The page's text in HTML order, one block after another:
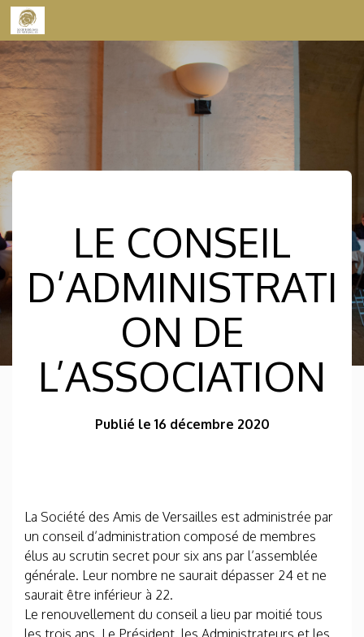
Skip to content
LE CONSEIL
D’ADMINISTRATI
ON DE
L’ASSOCIATION
Publié le 16 décembre 2020
La Société des Amis de Versailles est administrée par
un conseil d’administration composé de membres
élus au scrutin secret pour six ans par l’assemblée
générale. Leur nombre ne saurait dépasser 24 et ne
saurait être inférieur à 22.
Le renouvellement du conseil a lieu par moitié tous
les trois ans. Le Président, les Administrateurs et les